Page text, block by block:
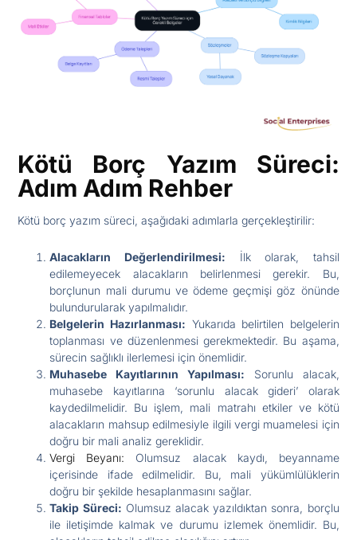
Kötü Borç Yazım Süreci:
Adım Adım Rehber
Kötü borç yazım süreci, aşağıdaki adımlarla gerçekleştirilir:
Alacakların Değerlendirilmesi: İlk olarak, tahsil
edilemeyecek alacakların belirlenmesi gerekir. Bu,
borçlunun mali durumu ve ödeme geçmişi göz önünde
bulundurularak yapılmalıdır.
Belgelerin Hazırlanması: Yukarıda belirtilen belgelerin
toplanması ve düzenlenmesi gerekmektedir. Bu aşama,
sürecin sağlıklı ilerlemesi için önemlidir.
Muhasebe Kayıtlarının Yapılması: Sorunlu alacak,
muhasebe kayıtlarına ‘sorunlu alacak gideri’ olarak
kaydedilmelidir. Bu işlem, mali matrahı etkiler ve kötü
alacakların mahsup edilmesiyle ilgili vergi muamelesi için
doğru bir mali analiz gereklidir.
Vergi Beyanı: Olumsuz alacak kaydı, beyanname
içerisinde ifade edilmelidir. Bu, mali yükümlülüklerin
doğru bir şekilde hesaplanmasını sağlar.
Takip Süreci: Olumsuz alacak yazıldıktan sonra, borçlu
ile iletişimde kalmak ve durumu izlemek önemlidir. Bu,